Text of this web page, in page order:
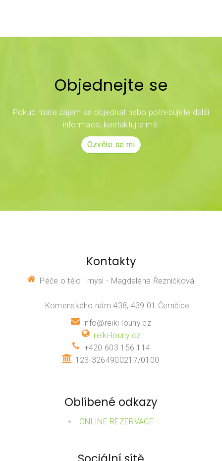
Objednejte se
Pokud máte zájem se objednat nebo potřebujete další
informace, kontaktujte mě.
Ozvěte se mi
Kontakty
Péče o tělo i mysl - Magdaléna Řezníčková
Komenského nám.438, 439 01 Černčice
info@reiki-louny.cz
reiki-louny.cz
+420 603 156 114
123-3264900217/0100
Oblíbené odkazy
ONLINE REZERVACE